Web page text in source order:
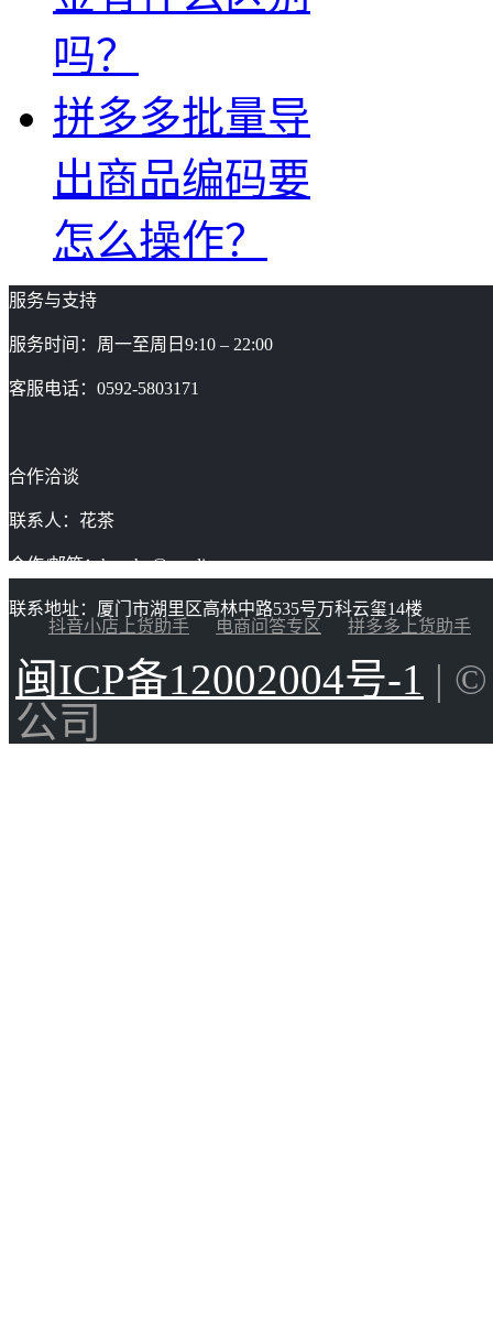
吗？
拼多多批量导
出商品编码要
怎么操作？
服务与支持
服务时间：周一至周日9:10 – 22:00
客服电话：0592-5803171
合作洽谈
联系人：花茶
合作/邮箱：huacha@gaoding.com
联系地址：厦门市湖里区高林中路535号万科云玺14楼
抖音小店上货助手
电商问答专区 拼多多上货助手
闽ICP备12002004号-1 |
公司